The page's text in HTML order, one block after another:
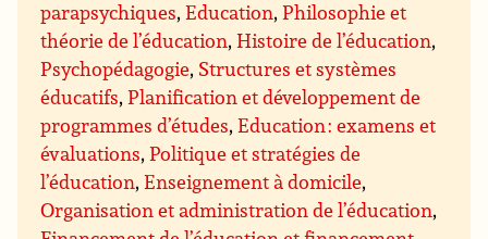
parapsychiques,Education,Philosophie et
théorie de l’éducation,Histoire de l’éducation,
Psychopédagogie, Structures et systèmes
éducatifs,Planification et développement de
programmes d’études,Education : examens et
évaluations,Politique et stratégies de
l’éducation,Enseignement à domicile,
Organisation et administration de l’éducation,